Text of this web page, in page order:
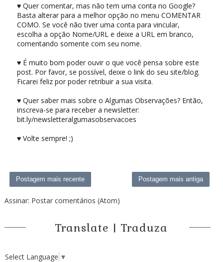
♥ Quer comentar, mas não tem uma conta no Google?
Basta alterar para a melhor opção no menu COMENTAR
COMO. Se você não tiver uma conta para vincular,
escolha a opção Nome/URL e deixe a URL em branco,
comentando somente com seu nome.
♥ É muito bom poder ouvir o que você pensa sobre este
post. Por favor, se possível, deixe o link do seu site/blog.
Ficarei feliz por poder retribuir a sua visita.
♥ Quer saber mais sobre o Algumas Observações? Então,
inscreva-se para receber a newsletter:
bit.ly/newsletteralgumasobservacoes
♥ Volte sempre! ;)
Postagem mais recente Postagem mais antiga
Assinar: Postar comentários (Atom)
Translate | Traduza
Select Language ▼